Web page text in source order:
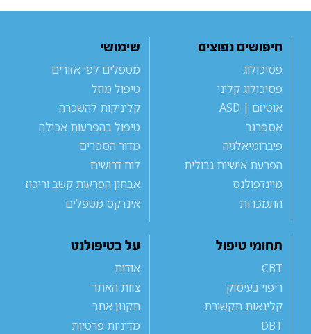
חיפושים נפוצים
פסיכולוג
פסיכולוג קליני
אוטיזם | ASD
אספרגר
פיברומיאלגיה
הפרעת אישיות גבולית
מיינדפולנס
התמכרות
שימושי
מטפלים לפי אזורים
טיפול מוזל
קליניקות להשכרה
טיפול בהפרעות אכילה
מדור הספרים
לוח דרושים
אבחון הפרעות קשב וריכוז
אינדקס מטפלים
תחומי טיפול
CBT
ריפוי בעיסוק
קלינאות תקשורת
DBT
על בטיפולנט
אודות
צוות האתר
תקנון אתר
מדיניות פרטיות